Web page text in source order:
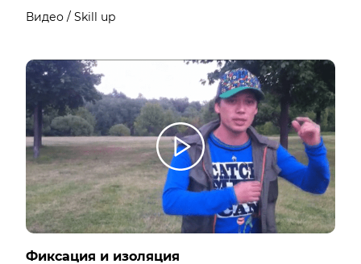
Видео / Skill up
Фиксация и изоляция